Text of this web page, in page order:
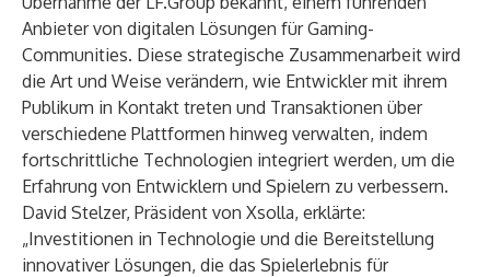
Anbieter von digitalen Lösungen für Gaming-
Communities. Diese strategische Zusammenarbeit wird
die Art und Weise verändern, wie Entwickler mit ihrem
Publikum in Kontakt treten und Transaktionen über
verschiedene Plattformen hinweg verwalten, indem
fortschrittliche Technologien integriert werden, um die
Erfahrung von Entwicklern und Spielern zu verbessern.
David Stelzer, Präsident von Xsolla, erklärte:
„Investitionen in Technologie und die Bereitstellung
innovativer Lösungen, die das Spielerlebnis für